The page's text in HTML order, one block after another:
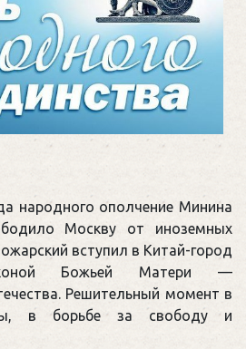
народного ополчение Минина
Москву от иноземных
вступил в Китай-город
Божьей Матери —
Решительный момент в
в борьбе за свободу и